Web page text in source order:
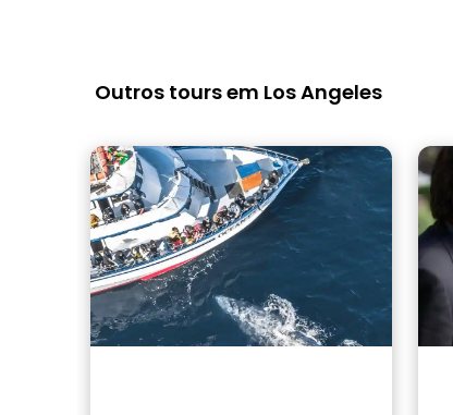
Outros tours em Los Angeles